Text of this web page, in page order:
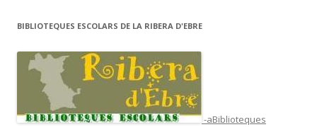
BIBLIOTEQUES ESCOLARS DE LA RIBERA D'EBRE
-aBiblioteques